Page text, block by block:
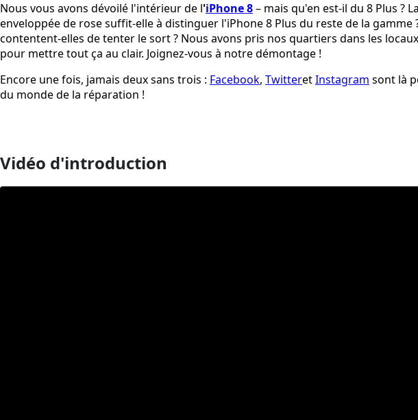
Nous vous avons dévoilé l'intérieur de l'iPhone 8– mais qu'en est-il du 8 Plus ?
enveloppée de rose suffit-elle à distinguer l'iPhone 8 Plus du reste de la gamme
contentent-elles de tenter le sort ? Nous avons pris nos quartiers dans les
pour mettre tout ça au clair. Joignez-vous à notre démontage !
Encore une fois, jamais deux sans trois : Facebook, TwitteretInstagram sont là
du monde de la réparation !
Vidéo d'introduction